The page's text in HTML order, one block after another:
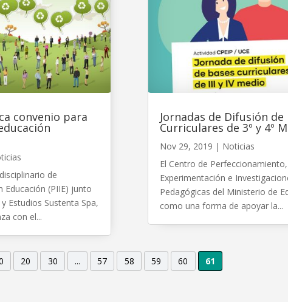
convenio para
de
Educación (PIIE) junto
Estudios Sustenta Spa,
con el...
Jornadas de Difusión de
Curriculares de 3º y 4º
Nov 29, 2019 | Noticias
El Centro de Perfeccionamiento,
Experimentación e
Pedagógicas del Ministerio de
como una forma de apoyar la...
20 30 ... 57 58 59 60 61